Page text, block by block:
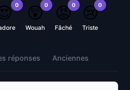
0 0
😲
Wouah
0
😡
Fâché
0
😢
Triste
réponses Anciennes